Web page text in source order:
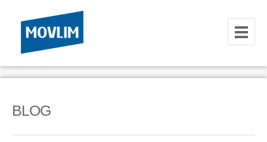
INICIO
HOSTING
BLOG